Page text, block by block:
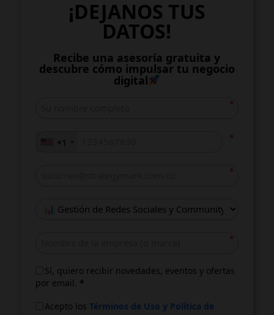
¡DEJANOS TUS
DATOS!
Recibe una asesoría gratuita y
descubre cómo impulsar tu negocio
digital
+1
+1
Sí, quiero recibir novedades, eventos y ofertas
por email. *
Acepto los Términos de Uso y Política de